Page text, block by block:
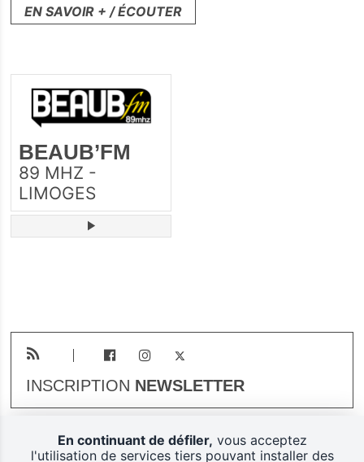
EN SAVOIR + / ÉCOUTER
BEAUB’FM
89 MHZ -
LIMOGES
INSCRIPTION NEWSLETTER
Plan du site Mentions légales
En continuant de défiler, vous acceptez
l'utilisation de services tiers pouvant installer des